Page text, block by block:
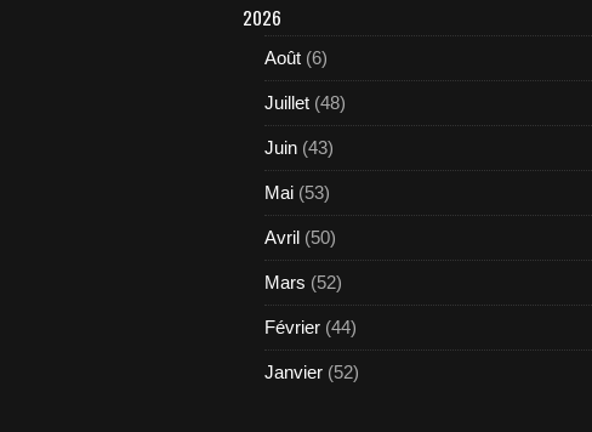
2026
Août (6)
Juillet (48)
Juin (43)
Mai (53)
Avril (50)
Mars (52)
Février (44)
Janvier (52)